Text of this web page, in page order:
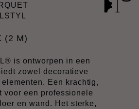
(2 M)
is ontworpen in een
zowel decoratieve
Een krachtig,
voor een professionele
en wand. Het sterke,